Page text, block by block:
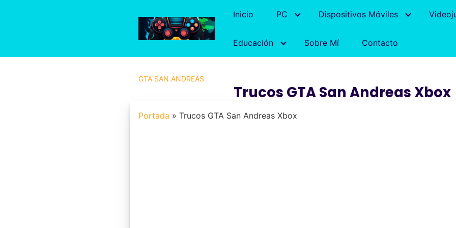
Inicio PC Dispositivos Móviles
Educación Sobre Mí Contacto
GTA SAN ANDREAS
Trucos GTA San Andreas Xbox
Portada » Trucos GTA San Andreas Xbox